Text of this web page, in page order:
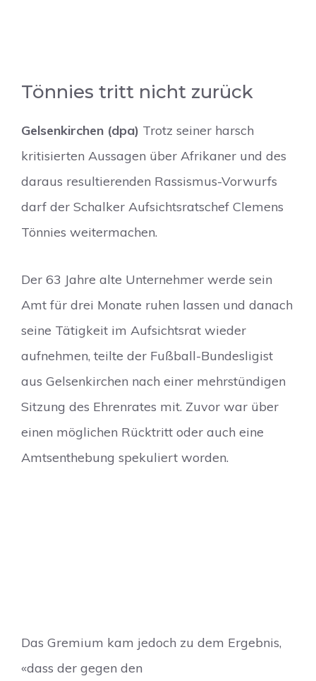
Tönnies tritt nicht zurück
Gelsenkirchen (dpa) Trotz seiner harsch
kritisierten Aussagen über Afrikaner und des
daraus resultierenden Rassismus-Vorwurfs
darf der Schalker Aufsichtsratschef Clemens
Tönnies weitermachen.
Der 63 Jahre alte Unternehmer werde sein
Amt für drei Monate ruhen lassen und danach
seine Tätigkeit im Aufsichtsrat wieder
aufnehmen, teilte der Fußball-Bundesligist
aus Gelsenkirchen nach einer mehrstündigen
Sitzung des Ehrenrates mit. Zuvor war über
einen möglichen Rücktritt oder auch eine
Amtsenthebung spekuliert worden.
Das Gremium kam jedoch zu dem Ergebnis,
«dass der gegen den